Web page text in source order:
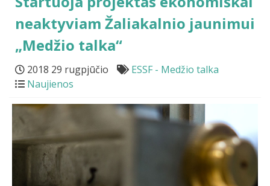
neaktyviam Žaliakalnio jaunimui
„Medžio talka“
2018 29 rugpjūčio
ESSF - Medžio talka
Naujienos